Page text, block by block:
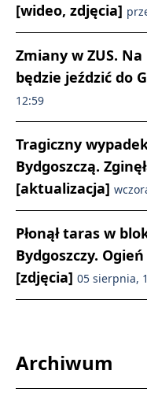
[wideo, zdjęcia]
Zmiany w ZUS.
będzie jeździć do
12:59
Tragiczny
Bydgoszczą.
[aktualizacja]
Płonął taras w
Bydgoszczy.
[zdjęcia] 05 sierpnia,
Archiwum